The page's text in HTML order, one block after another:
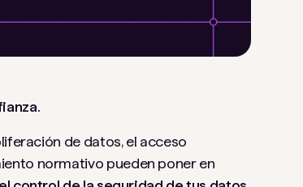
de datos, el acceso
normativo pueden poner en